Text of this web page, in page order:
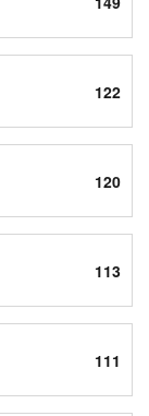
122
120
113
111